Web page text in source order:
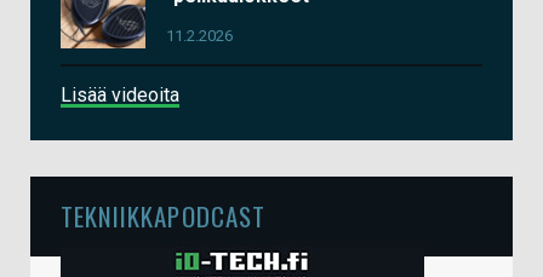
11.2.2026
Lisää videoita
TEKNIIKKAPODCAST